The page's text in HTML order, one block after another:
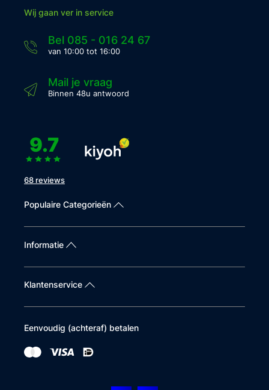
Wij gaan ver in service
Bel 085 - 016 24 67
van 10:00 tot 16:00
Mail je vraag
Binnen 48u antwoord
9.7
68 reviews
Populaire Categorieën
Informatie
Klantenservice
Eenvoudig (achteraf) betalen